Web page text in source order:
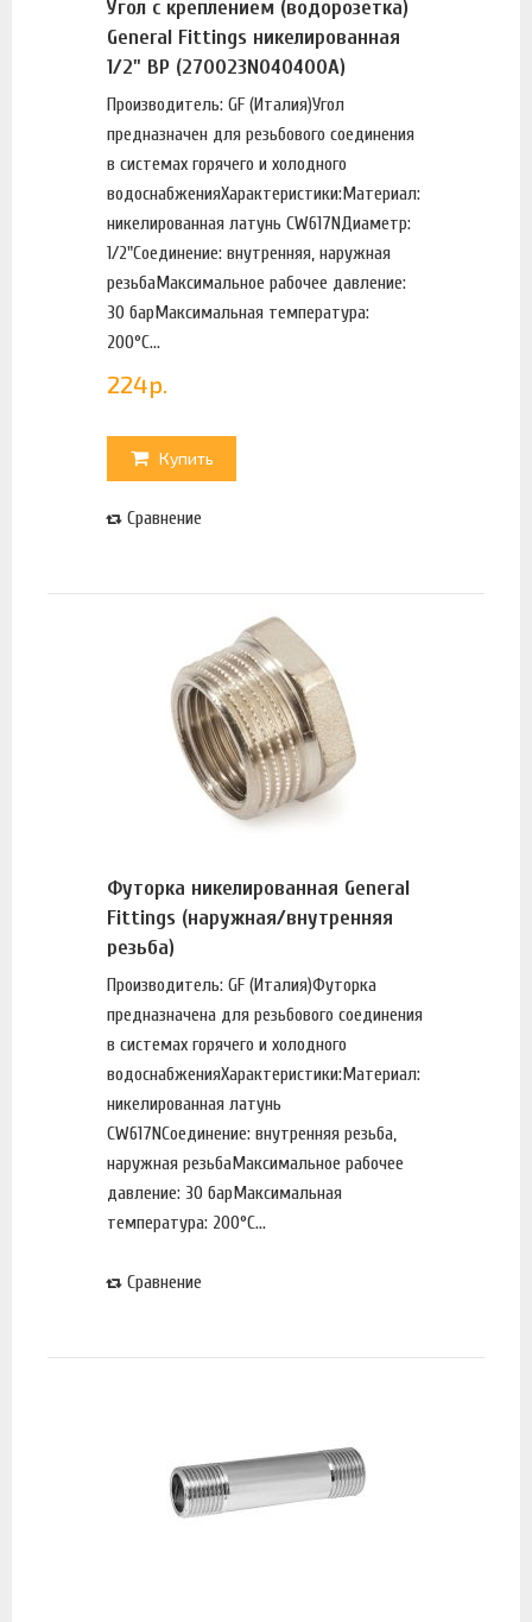
Угол с креплением (водорозетка)
General Fittings никелированная
1/2" ВР (270023N040400A)
Производитель: GF (Италия)Угол
предназначен для резьбового соединения
в системах горячего и холодного
водоснабженияХарактеристики:Материал:
никелированная латунь CW617NДиаметр:
1/2"Соединение: внутренняя, наружная
резьбаМаксимальное рабочее давление:
30 барМаксимальная температура:
200°С...
224р.
Купить
Сравнение
Футорка никелированная General
Fittings (наружная/внутренняя
резьба)
Производитель: GF (Италия)Футорка
предназначена для резьбового соединения
в системах горячего и холодного
водоснабженияХарактеристики:Материал:
никелированная латунь
CW617NСоединение: внутренняя резьба,
наружная резьбаМаксимальное рабочее
давление: 30 барМаксимальная
температура: 200°С...
Сравнение